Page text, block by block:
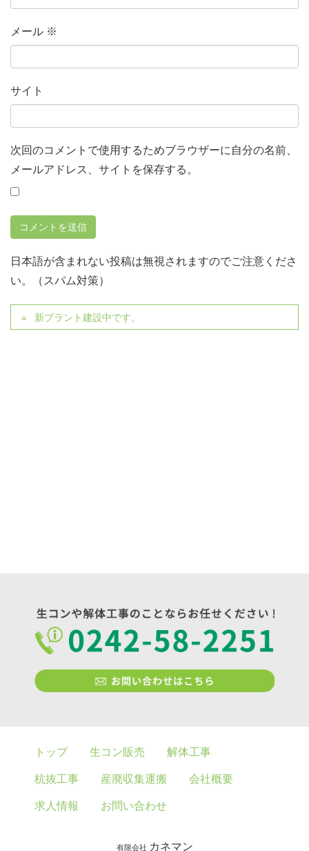
メール ※
サイト
次回のコメントで使用するためブラウザーに自分の名前、
メールアドレス、サイトを保存する。
日本語が含まれない投稿は無視されますのでご注意くださ
い。（スパム対策）
新プラント建設中です。
トップ 生コン販売 解体工事
杭抜工事 産廃収集運搬 会社概要
求人情報 お問い合わせ
有限会社 カネマン